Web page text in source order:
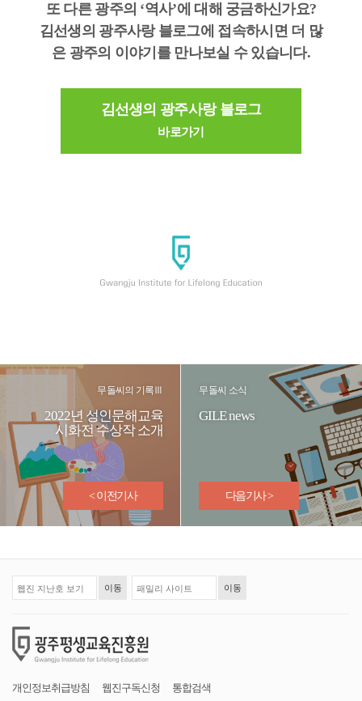
또 다른 광주의 ‘역사’에 대해 궁금하신가요?
김선생의 광주사랑 블로그에 접속하시면 더 많
은 광주의 이야기를 만나보실 수 있습니다.
김선생의 광주사랑 블로그
바로가기
무돌씨의 기록Ⅲ
2022년 성인문해교육
시화전 수상작 소개
< 이전기사
무돌씨 소식
GILE news
다음기사 >
개인정보취급방침 웹진구독신청 통합검색